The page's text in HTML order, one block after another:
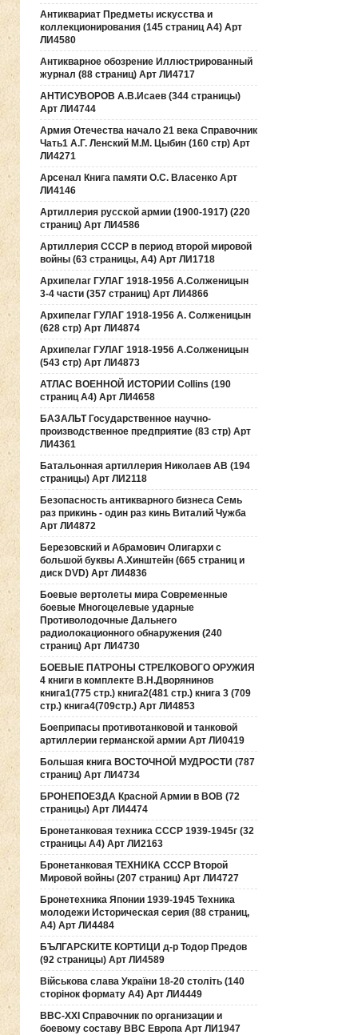
Антиквариат Предметы искусства и
коллекционирования (145 страниц А4) Арт
ЛИ4580
Антикварное обозрение Иллюстрированный
журнал (88 страниц) Арт ЛИ4717
АНТИСУВОРОВ А.В.Исаев (344 страницы)
Арт ЛИ4744
Армия Отечества начало 21 века Справочник
Чать1 А.Г. Ленский М.М. Цыбин (160 стр) Арт
ЛИ4271
Арсенал Книга памяти О.С. Власенко Арт
ЛИ4146
Артиллерия русской армии (1900-1917) (220
страниц) Арт ЛИ4586
Артиллерия СССР в период второй мировой
войны (63 страницы, А4) Арт ЛИ1718
Архипелаг ГУЛАГ 1918-1956 А.Солженицын
3-4 части (357 страниц) Арт ЛИ4866
Архипелаг ГУЛАГ 1918-1956 А. Солженицын
(628 стр) Арт ЛИ4874
Архипелаг ГУЛАГ 1918-1956 А.Солженицын
(543 стр) Арт ЛИ4873
АТЛАС ВОЕННОЙ ИСТОРИИ Collins (190
страниц А4) Арт ЛИ4658
БАЗАЛЬТ Государственное научно-
производственное предприятие (83 стр) Арт
ЛИ4361
Батальонная артиллерия Николаев АВ (194
страницы) Арт ЛИ2118
Безопасность антикварного бизнеса Семь
раз прикинь - один раз кинь Виталий Чужба
Арт ЛИ4872
Березовский и Абрамович Олигархи с
большой буквы А.Хинштейн (665 страниц и
диск DVD) Арт ЛИ4836
Боевые вертолеты мира Современные
боевые Многоцелевые ударные
Противолодочные Дальнего
радиолокационного обнаружения (240
страниц) Арт ЛИ4730
БОЕВЫЕ ПАТРОНЫ СТРЕЛКОВОГО ОРУЖИЯ
4 книги в комплекте В.Н.Дворянинов
книга1(775 стр.) книга2(481 стр.) книга 3 (709
стр.) книга4(709стр.) Арт ЛИ4853
Боеприпасы противотанковой и танковой
артиллерии германской армии Арт ЛИ0419
Большая книга ВОСТОЧНОЙ МУДРОСТИ (787
страниц) Арт ЛИ4734
БРОНЕПОЕЗДА Красной Армии в ВОВ (72
страницы) Арт ЛИ4474
Бронетанковая техника СССР 1939-1945г (32
страницы А4) Арт ЛИ2163
Бронетанковая ТЕХНИКА СССР Второй
Мировой войны (207 страниц) Арт ЛИ4727
Бронетехника Японии 1939-1945 Техника
молодежи Историческая серия (88 страниц,
А4) Арт ЛИ4484
БЪЛГАРСКИТЕ КОРТИЦИ д-р Тодор Предов
(92 страницы) Арт ЛИ4589
Військова слава України 18-20 століть (140
сторінок формату А4) Арт ЛИ4449
ВВС-ХХI Справочник по организации и
боевому составу ВВС Европа Арт ЛИ1947